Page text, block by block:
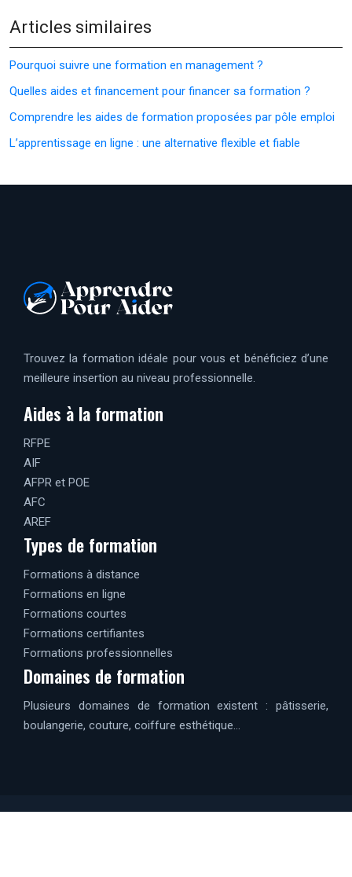
Articles similaires
Pourquoi suivre une formation en management ?
Quelles aides et financement pour financer sa formation ?
Comprendre les aides de formation proposées par pôle emploi
L’apprentissage en ligne : une alternative flexible et fiable
Trouvez la formation idéale pour vous et bénéficiez d’une
meilleure insertion au niveau professionnelle.
Aides à la formation
RFPE
AIF
AFPR et POE
AFC
AREF
Types de formation
Formations à distance
Formations en ligne
Formations courtes
Formations certifiantes
Formations professionnelles
Domaines de formation
Plusieurs domaines de formation existent : pâtisserie,
boulangerie, couture, coiffure esthétique…